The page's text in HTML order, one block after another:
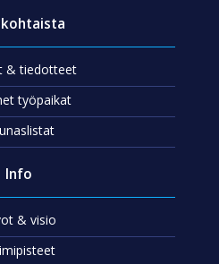
& tiedotteet
työpaikat
Info
& visio